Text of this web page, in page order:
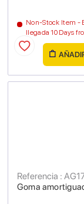
Non-Stock Item -
llegada 10 Days
Goma
Referencia :